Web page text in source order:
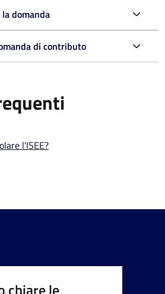
domanda
di contributo
l'ISEE?
chiare le